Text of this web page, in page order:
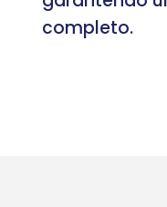
completo.